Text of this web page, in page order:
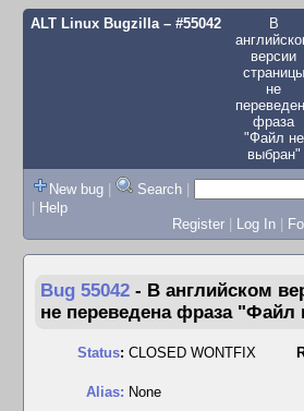
ALT Linux Bugzilla– #55042
В
версии
страницы
не
фраза
"Файл не
выбран"
New bug | Search |
| Help
Register | Log In |
Bug 55042 - В английском
не переведена фраза
Status: CLOSED WONTFIX
Alias: None